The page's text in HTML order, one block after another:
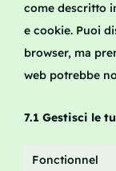
come descritto
e cookie. Puoi
browser, ma
web potrebbe
7.1 Gestisci le
Fonctionnel